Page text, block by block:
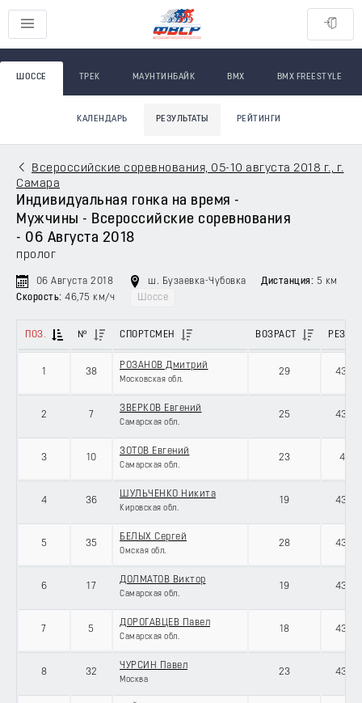
ШОССЕ ТРЕК МАУНТИНБАЙК BMX BMX FREESTYLE
КАЛЕНДАРЬ РЕЗУЛЬТАТЫ РЕЙТИНГИ
Всероссийские соревнования, 05-10 августа 2018 г., г.
Самара
Индивидуальная гонка на время -
Мужчины - Всероссийские соревнования
- 06 Августа 2018
пролог
06 Августа 2018 ш. Бузаевка-Чубовка Дистанция: 5 км
Скорость: 46,75 км/ч Шоссе
ПОЗ. № СПОРТСМЕН ВОЗРАСТ
1 38
РОЗАНОВ Дмитрий
Московская обл.
29
2 7
ЗВЕРКОВ Евгений
Самарская обл.
25
3 10
ЗОТОВ Евгений
Самарская обл.
23
4 36
ШУЛЬЧЕНКО Никита
Кировская обл.
19
5 35
БЕЛЫХ Сергей
Омская обл.
28
6 17
ДОЛМАТОВ Виктор
Самарская обл.
19
7 5
ДОРОГАВЦЕВ Павел
Самарская обл.
18
8 32
ЧУРСИН Павел
Москва
23